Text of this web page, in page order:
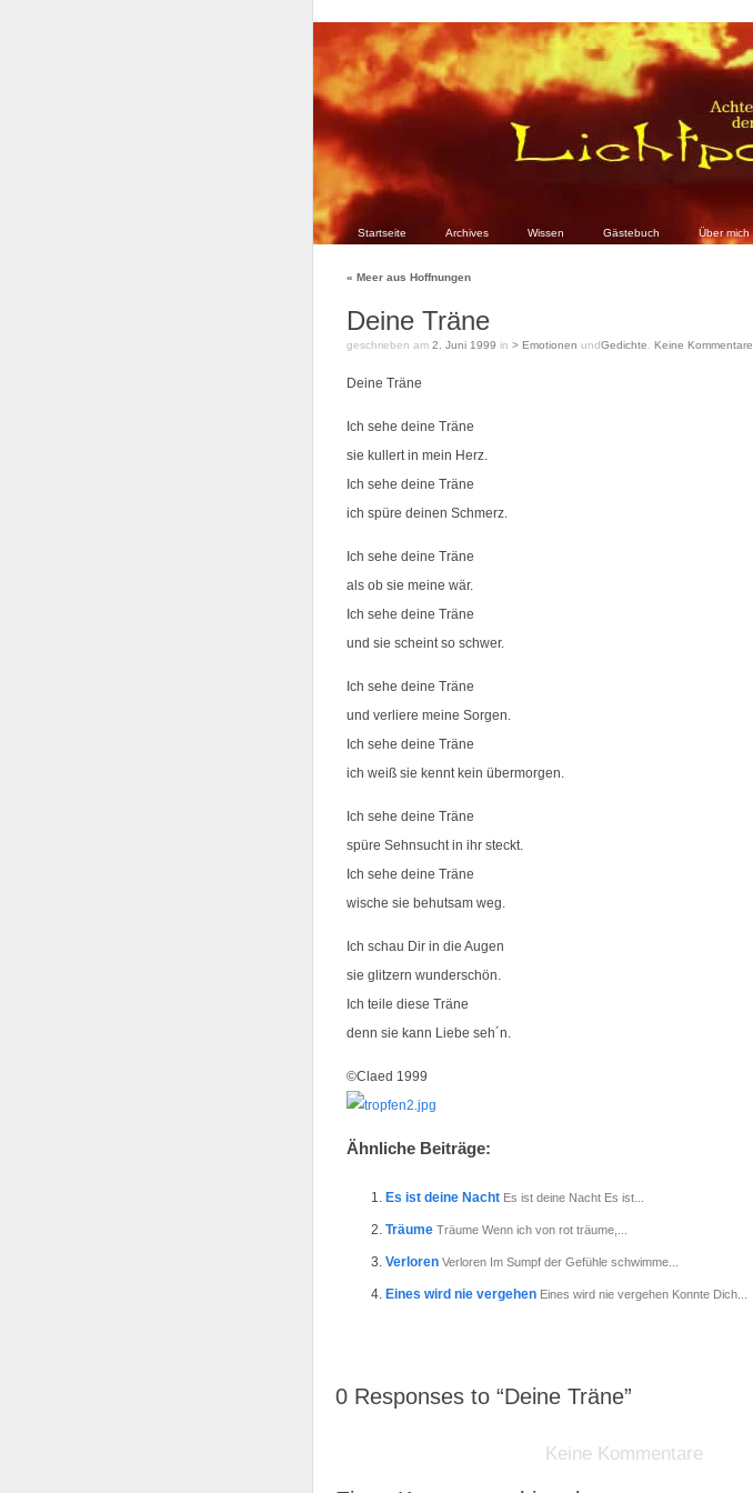
Startseite Archives Wissen Gästebuch Über mich
« Meer aus Hoffnungen
Deine Träne
geschrieben am 2. Juni 1999 in > Emotionen undGedichte Keine Kommentare
Deine Träne
Ich sehe deine Träne
sie kullert in mein Herz.
Ich sehe deine Träne
ich spüre deinen Schmerz.
Ich sehe deine Träne
als ob sie meine wär.
Ich sehe deine Träne
und sie scheint so schwer.
Ich sehe deine Träne
und verliere meine Sorgen.
Ich sehe deine Träne
ich weiß sie kennt kein übermorgen.
Ich sehe deine Träne
spüre Sehnsucht in ihr steckt.
Ich sehe deine Träne
wische sie behutsam weg.
Ich schau Dir in die Augen
sie glitzern wunderschön.
Ich teile diese Träne
denn sie kann Liebe seh´n.
©Claed 1999
Ähnliche Beiträge:
Es ist deine Nacht Es ist deine Nacht Es ist...
Träume Träume Wenn ich von rot träume,...
Verloren Verloren Im Sumpf der Gefühle schwimme...
Eines wird nie vergehen Eines wird nie vergehen Konnte Dich...
0 Responses to “Deine Träne”
Keine Kommentare